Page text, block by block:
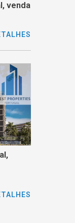
Funchal, venda